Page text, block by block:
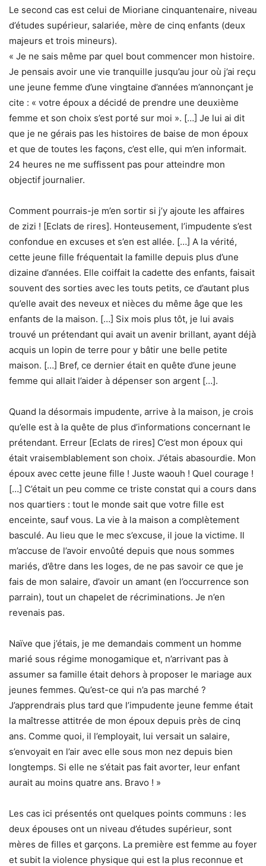
Le second cas est celui de Mioriane cinquantenaire, niveau
d’études supérieur, salariée, mère de cinq enfants (deux
majeurs et trois mineurs).
« Je ne sais même par quel bout commencer mon histoire.
Je pensais avoir une vie tranquille jusqu’au jour où j’ai reçu
une jeune femme d’une vingtaine d’années m’annonçant je
cite : « votre époux a décidé de prendre une deuxième
femme et son choix s’est porté sur moi ». […] Je lui ai dit
que je ne gérais pas les histoires de baise de mon époux
et que de toutes les façons, c’est elle, qui m’en informait.
24 heures ne me suffissent pas pour atteindre mon
objectif journalier.
Comment pourrais-je m’en sortir si j’y ajoute les affaires
de zizi ! [Eclats de rires]. Honteusement, l’impudente s’est
confondue en excuses et s’en est allée. […] A la vérité,
cette jeune fille fréquentait la famille depuis plus d’une
dizaine d’années. Elle coiffait la cadette des enfants, faisait
souvent des sorties avec les touts petits, ce d’autant plus
qu’elle avait des neveux et nièces du même âge que les
enfants de la maison. […] Six mois plus tôt, je lui avais
trouvé un prétendant qui avait un avenir brillant, ayant déjà
acquis un lopin de terre pour y bâtir une belle petite
maison. […] Bref, ce dernier était en quête d’une jeune
femme qui allait l’aider à dépenser son argent […].
Quand la désormais impudente, arrive à la maison, je crois
qu’elle est à la quête de plus d’informations concernant le
prétendant. Erreur [Eclats de rires] C’est mon époux qui
était vraisemblablement son choix. J’étais abasourdie. Mon
époux avec cette jeune fille ! Juste waouh ! Quel courage !
[…] C’était un peu comme ce triste constat qui a cours dans
nos quartiers : tout le monde sait que votre fille est
enceinte, sauf vous. La vie à la maison a complètement
basculé. Au lieu que le mec s’excuse, il joue la victime. Il
m’accuse de l’avoir envoûté depuis que nous sommes
mariés, d’être dans les loges, de ne pas savoir ce que je
fais de mon salaire, d’avoir un amant (en l’occurrence son
parrain), tout un chapelet de récriminations. Je n’en
revenais pas.
Naïve que j’étais, je me demandais comment un homme
marié sous régime monogamique et, n’arrivant pas à
assumer sa famille était dehors à proposer le mariage aux
jeunes femmes. Qu’est-ce qui n’a pas marché ?
J’apprendrais plus tard que l’impudente jeune femme était
la maîtresse attitrée de mon époux depuis près de cinq
ans. Comme quoi, il l’employait, lui versait un salaire,
s’envoyait en l’air avec elle sous mon nez depuis bien
longtemps. Si elle ne s’était pas fait avorter, leur enfant
aurait au moins quatre ans. Bravo ! »
Les cas ici présentés ont quelques points communs : les
deux épouses ont un niveau d’études supérieur, sont
mères de filles et garçons. La première est femme au foyer
et subit la violence physique qui est la plus reconnue et